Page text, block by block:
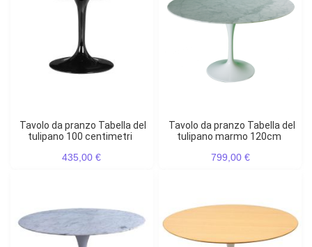
Tavolo da pranzo Tabella del
tulipano 100 centimetri
435,00 €
Tavolo da pranzo Tabella del
tulipano marmo 120cm
799,00 €